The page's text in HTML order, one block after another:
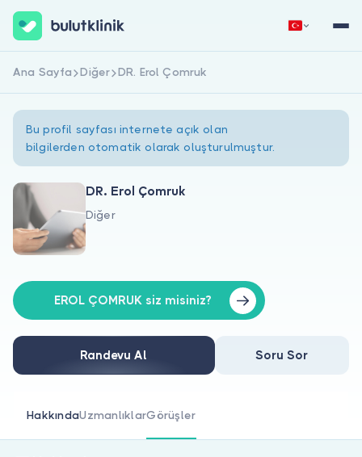
Hakkımızda
Doktorlar için
Doktor musunuz?
Hemen Kaydol
Ana Sayfa Diğer DR. Erol Çomruk
Bu profil sayfası internete açık olan
bilgilerden otomatik olarak oluşturulmuştur.
DR. Erol Çomruk
Diğer
EROL ÇOMRUK siz misiniz?
Randevu Al Soru Sor
HakkındaUzmanlıklarGörüşler